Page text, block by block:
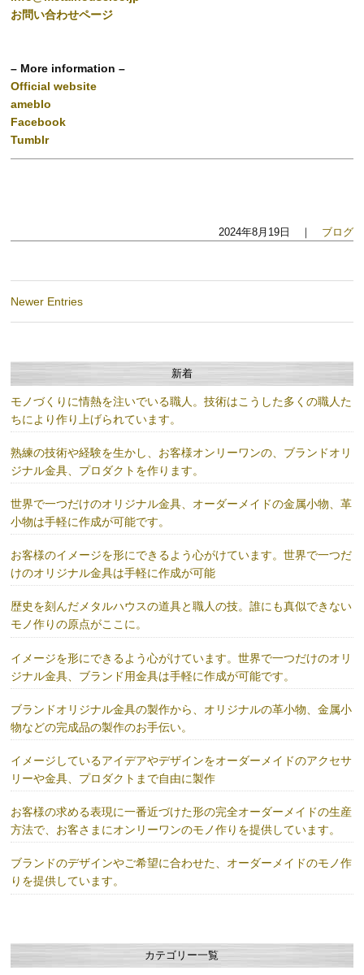
お問い合わせページ
– More information –
Official website
ameblo
Facebook
Tumblr
2024年8月19日 ｜ ブログ
Newer Entries
新着
モノづくりに情熱を注いでいる職人。技術はこうした多くの職人た
ちにより作り上げられています。
熟練の技術や経験を生かし、お客様オンリーワンの、ブランドオリ
ジナル金具、プロダクトを作ります。
世界で一つだけのオリジナル金具、オーダーメイドの金属小物、革
小物は手軽に作成が可能です。
お客様のイメージを形にできるよう心がけています。世界で一つだ
けのオリジナル金具は手軽に作成が可能
歴史を刻んだメタルハウスの道具と職人の技。誰にも真似できない
モノ作りの原点がここに。
イメージを形にできるよう心がけています。世界で一つだけのオリ
ジナル金具、ブランド用金具は手軽に作成が可能です。
ブランドオリジナル金具の製作から、オリジナルの革小物、金属小
物などの完成品の製作のお手伝い。
イメージしているアイデアやデザインをオーダーメイドのアクセサ
リーや金具、プロダクトまで自由に製作
お客様の求める表現に一番近づけた形の完全オーダーメイドの生産
方法で、お客さまにオンリーワンのモノ作りを提供しています。
ブランドのデザインやご希望に合わせた、オーダーメイドのモノ作
りを提供しています。
カテゴリー一覧